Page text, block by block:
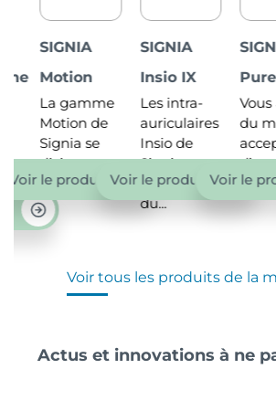
SIGNIA
Motion
La gamme
Motion de
Signia se
divise...
le produit
SIGNIA
Insio IX
Les intra-
auriculaires
Insio de
Signia
bénéficient
du...
Voir le produit
SIGNIA
Pure
Vous
du mal à
accepter
d’avoir...
Voir le
Voir tous les produits de la
Actus et innovations à ne